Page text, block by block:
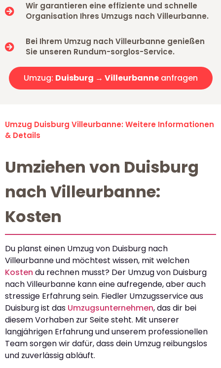
Wir garantieren eine effiziente und schnelle
Organisation Ihres Umzugs nach Villeurbanne.
Bei Ihrem Umzug nach Villeurbanne genießen
Sie unseren Rundum-sorglos-Service.
Umzug: Duisburg → Villeurbanneanfragen
Umzug Duisburg Villeurbanne: Weitere Informationen
& Details
Umziehen von Duisburg
nach Villeurbanne:
Kosten
Du planst einen Umzug von Duisburg nach
Villeurbanne und möchtest wissen, mit welchen
Kosten du rechnen musst? Der Umzug von Duisburg
nach Villeurbanne kann eine aufregende, aber auch
stressige Erfahrung sein. Fiedler Umzugsservice aus
Duisburg ist das Umzugsunternehmen, das dir bei
diesem Vorhaben zur Seite steht. Mit unserer
langjährigen Erfahrung und unserem professionellen
Team sorgen wir dafür, dass dein Umzug reibungslos
und zuverlässig abläuft.